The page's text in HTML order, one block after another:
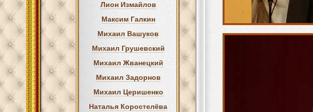
Лион Измайлов
Максим Галкин
Михаил Вашуков
Михаил Грушевский
Михаил Жванецкий
Михаил Задорнов
Михаил Церишенко
Наталья Коростелёва